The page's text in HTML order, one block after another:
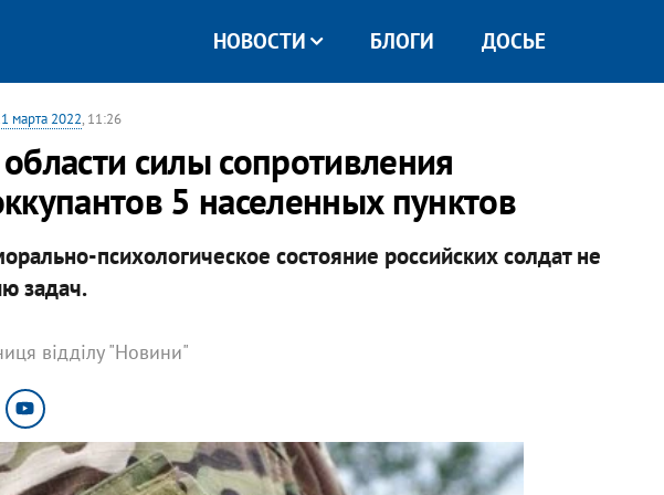
НОВОСТИ БЛОГИ ДОСЬЕ
марта 2022, 11:26
силы сопротивления
5 населенных пунктов
психологическое состояние российских солдат не
задач.
відділу "Новини"